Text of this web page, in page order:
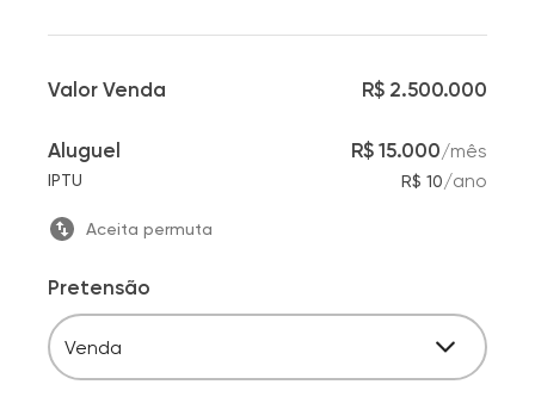
Valor Venda R$ 2.500.000
Aluguel R$ 15.000/mês
IPTU R$ 10/ano
Aceita permuta
Pretensão
Venda